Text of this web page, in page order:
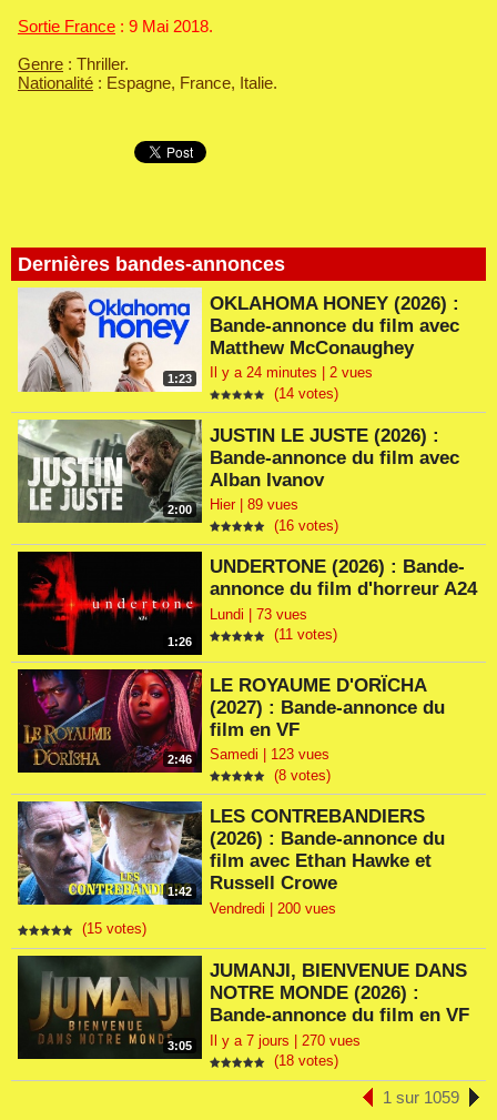
Dernières bandes-annonces
1:23
OKLAHOMA HONEY (2026) :
Bande-annonce du film avec
Matthew McConaughey
Il y a 24 minutes | 2 vues
(14 votes)
2:00
JUSTIN LE JUSTE (2026) :
Bande-annonce du film avec
Alban Ivanov
Hier | 89 vues
(16 votes)
1:26
UNDERTONE (2026) : Bande-
annonce du film d'horreur A24
Lundi | 73 vues
(11 votes)
2:46
LE ROYAUME D'ORÏCHA
(2027) : Bande-annonce du
film en VF
Samedi | 123 vues
(8 votes)
1:42
LES CONTREBANDIERS
(2026) : Bande-annonce du
film avec Ethan Hawke et
Russell Crowe
Vendredi | 200 vues
(15 votes)
3:05
JUMANJI, BIENVENUE DANS
NOTRE MONDE (2026) :
Bande-annonce du film en VF
Il y a 7 jours | 270 vues
(18 votes)
1 sur 1059
Sortie France : 9 Mai 2018.
Genre : Thriller.
Nationalité : Espagne, France, Italie.